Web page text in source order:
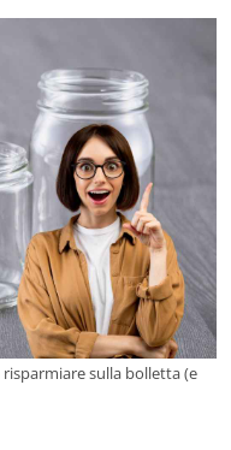
sulla bolletta (e